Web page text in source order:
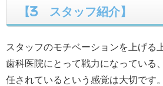
【3 スタッフ紹介】
スタッフのモチベーションを上げる
歯科医院にとって戦力になっている、
任されているという感覚は大切です。